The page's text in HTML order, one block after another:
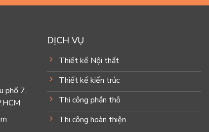
phố 7,
DỊCH VỤ
Thiết kế Nội thất
Thiết kế kiến trúc
Thi công phần thô
Thi công hoàn thiện